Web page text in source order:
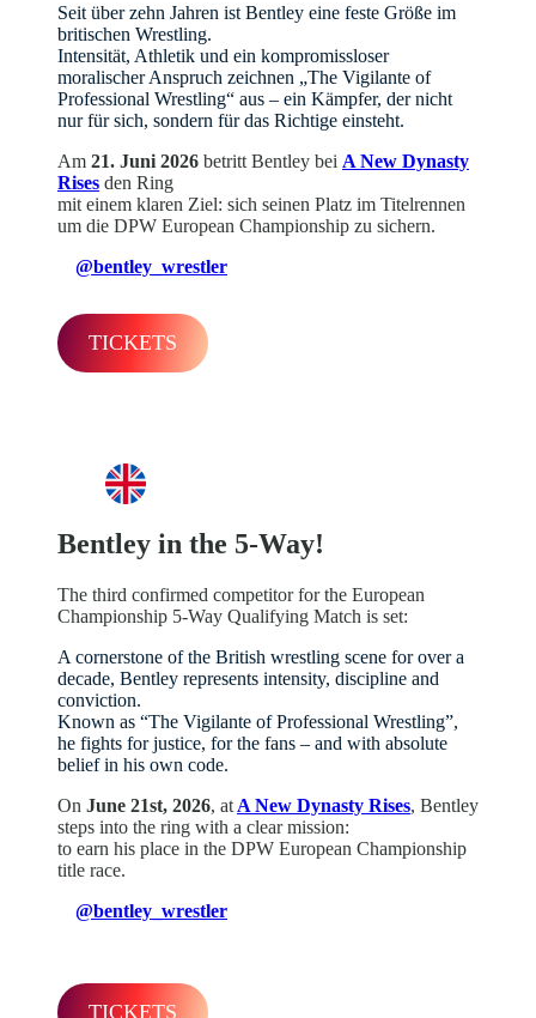
Seit über zehn Jahren ist Bentley eine feste Größe im
britischen Wrestling.
Intensität, Athletik und ein kompromissloser
moralischer Anspruch zeichnen „The Vigilante of
Professional Wrestling“ aus – ein Kämpfer, der nicht
nur für sich, sondern für das Richtige einsteht.
Am 21. Juni 2026 betritt Bentley bei A New Dynasty
Rises den Ring
mit einem klaren Ziel: sich seinen Platz im Titelrennen
um die DPW European Championship zu sichern.
@bentley_wrestler
TICKETS
Bentley in the 5-Way!
The third confirmed competitor for the European
Championship 5-Way Qualifying Match is set:
A cornerstone of the British wrestling scene for over a
decade, Bentley represents intensity, discipline and
conviction.
Known as “The Vigilante of Professional Wrestling”,
he fights for justice, for the fans – and with absolute
belief in his own code.
On June 21st, 2026, at A New Dynasty Rises, Bentley
steps into the ring with a clear mission:
to earn his place in the DPW European Championship
title race.
@bentley_wrestler
TICKETS